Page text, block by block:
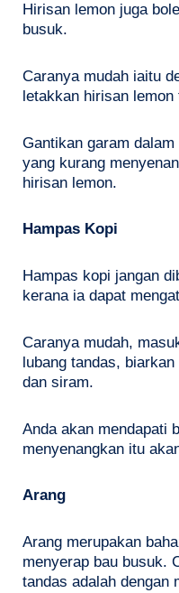
Hirisan lemon juga
busuk.
Caranya mudah iaitu
letakkan hirisan
Gantikan garam
yang kurang
hirisan lemon.
Hampas Kopi
Hampas kopi jangan
kerana ia dapat
Caranya mudah,
lubang tandas,
dan siram.
Anda akan mendapati
menyenangkan itu
Arang
Arang merupakan
menyerap bau busuk.
tandas adalah dengan